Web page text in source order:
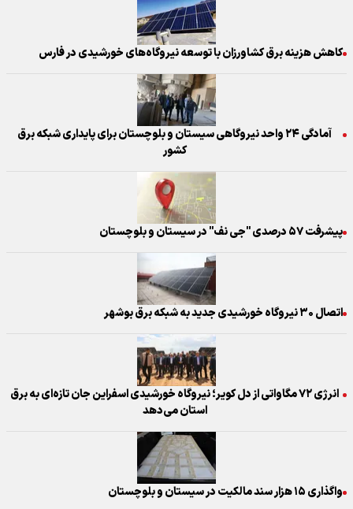
کاهش هزینه برق کشاورزان با توسعه نیروگاه‌های خورشیدی در فارس
آمادگی ۲۴ واحد نیروگاهی سیستان و بلوچستان برای پایداری شبکه برق
کشور
پیشرفت ۵۷ درصدی "جی نف" در سیستان و بلوچستان
اتصال ۳۰ نیروگاه خورشیدی جدید به شبکه برق بوشهر
انرژی ۷۲ مگاواتی از دل کویر؛ نیروگاه خورشیدی اسفراین جان تازه‌ای به برق
استان می‌دهد
واگذاری ۱۵ هزار سند مالکیت در سیستان و بلوچستان